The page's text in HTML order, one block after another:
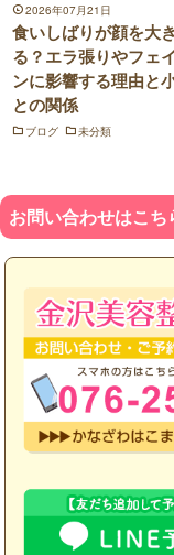
2026年07月21日
食いしばりが顔を大
る？エラ張りやフェ
ンに影響する理由と
との関係
ブログ 未分類
お問い合わせはこ